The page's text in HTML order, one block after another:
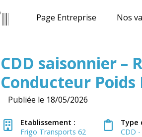
Page Entreprise Nos
CDD saisonnier –
Conducteur
Publiée le 18/05/2026
Etablissement :
Frigo Transports 62
Type
CDD